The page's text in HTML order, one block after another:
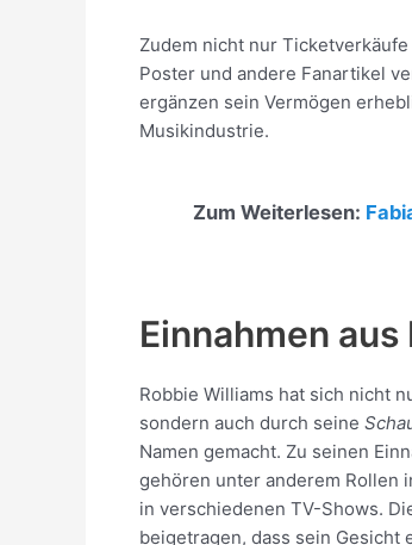
Zudem nicht nur
Poster und andere Fanartikel
ergänzen sein Vermögen
Musikindustrie.
Zum Weiterlesen:
Einnahmen
Robbie Williams hat sich nicht
sondern auch durch seine
Namen gemacht. Zu seinen
gehören unter anderem Rollen
in verschiedenen TV-Shows.
beigetragen, dass sein Gesicht